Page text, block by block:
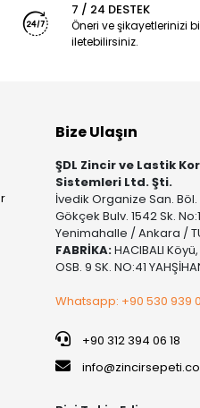
7 / 24 DESTEK
Öneri ve şikayetlerinizi
iletebilirsiniz.
Bize Ulaşın
ŞDL Zincir ve Lastik
Sistemleri Ltd. Şti.
İvedik Organize San. Böl.
Gökçek Bulv. 1542 Sk.
Yenimahalle / Ankara /
FABRİKA:HACIBALI
OSB. 9 SK. NO:41
Whatsapp: +90 530 939
+90 312 394 06 18